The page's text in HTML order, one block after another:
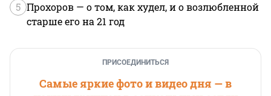
5 Прохоров — о том, как худел, и о возлюбленной
старше его на 21 год
ПРИСОЕДИНИТЬСЯ
Самые яркие фото и видео дня — в